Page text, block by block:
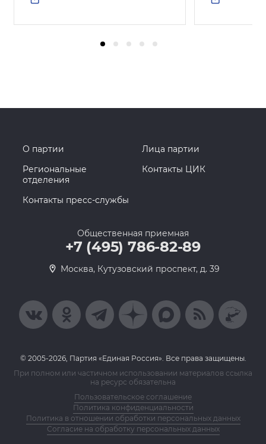
О партии
Лица партии
Региональные
отделения
Контакты ЦИК
Контакты пресс-службы
Общественная приемная
+7 (495) 786-82-89
Москва, Кутузовский проспект, д. 39
© 2005-2026, Партия «Единая Россия». Все права защищены.
При полном или частичном использовании материалов ссылка
на ресурс обязательна
Пользовательское соглашение
Политика конфиденциальности
Политика в отношении обработки персональных данных
Согласие на обработку персональных данных